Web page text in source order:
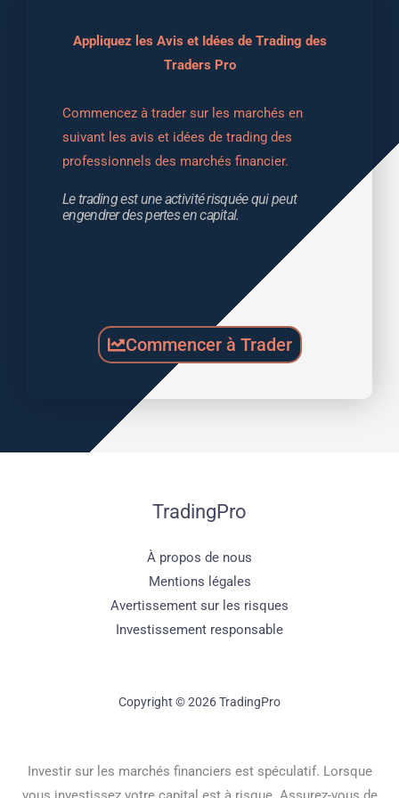
Appliquez les Avis et Idées de Trading des
Traders Pro
Commencez à trader sur les marchés en
suivant les avis et idées de trading des
professionnels des marchés financier.
Le trading est une activité risquée qui peut
engendrer des pertes en capital.
Commencer à Trader
TradingPro
À propos de nous
Mentions légales
Avertissement sur les risques
Investissement responsable
Copyright © 2026 TradingPro
Investir sur les marchés financiers est spéculatif. Lorsque